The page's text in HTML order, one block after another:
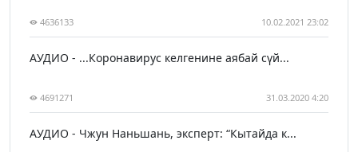
4636133 10.02.2021 23:02
АУДИО - ...Коронавирус келгенине аябай сүй...
4691271 31.03.2020 4:20
АУДИО - Чжун Наньшань, эксперт: “Кытайда к...